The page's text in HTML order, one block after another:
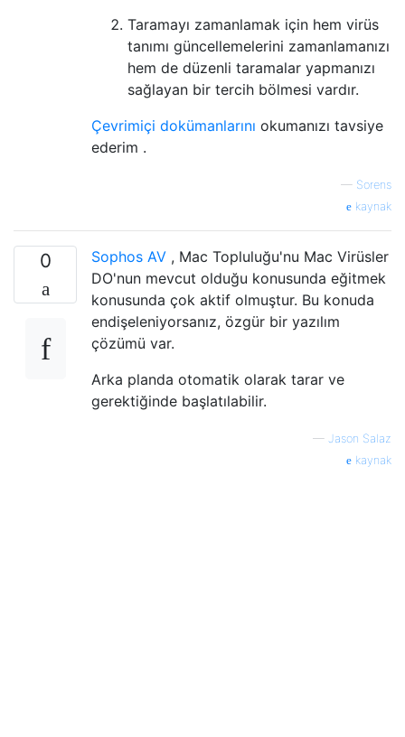
Taramayı zamanlamak için hem virüs
tanımı güncellemelerini zamanlamanızı
hem de düzenli taramalar yapmanızı
sağlayan bir tercih bölmesi vardır.
Çevrimiçi dokümanlarını okumanızı tavsiye
ederim .
— Sorens
kaynak
0 Sophos AV , Mac Topluluğu'nu Mac Virüsler
DO'nun mevcut olduğu konusunda eğitmek
konusunda çok aktif olmuştur. Bu konuda
endişeleniyorsanız, özgür bir yazılım
çözümü var.
Arka planda otomatik olarak tarar ve
gerektiğinde başlatılabilir.
— Jason Salaz
kaynak